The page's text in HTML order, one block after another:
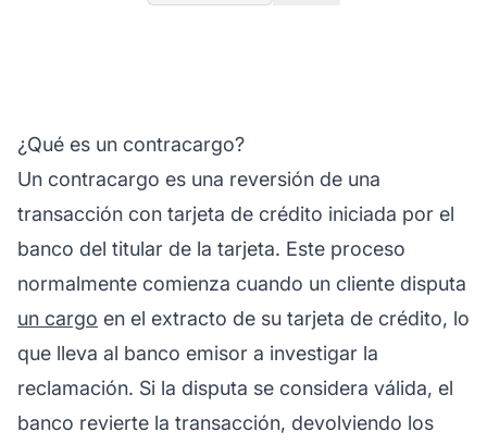
¿Qué es un contracargo?
Un contracargo es una reversión de una
transacción con tarjeta de crédito iniciada por el
banco del titular de la tarjeta. Este proceso
normalmente comienza cuando un cliente disputa
un cargo en el extracto de su tarjeta de crédito, lo
que lleva al banco emisor a investigar la
reclamación. Si la disputa se considera válida, el
banco revierte la transacción, devolviendo los